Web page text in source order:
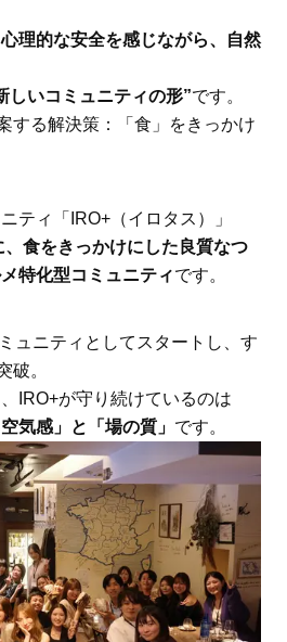
理的な安全を感じながら、自然
しいコミュニティの形”です。
する解決策：「食」をきっかけ
ティ「IRO+（イロタス）」
食をきっかけにした良質なつ
特化型コミュニティです。
ュニティとしてスタートし、す
破。
IRO+が守り続けているのは
気感」と「場の質」 です。